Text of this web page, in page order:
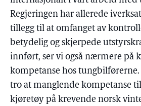
Regjeringen har allerede
tillegg til at omfanget av
betydelig og skjerpede
innført, ser vi også nærmere på
kompetanse hos
tro at manglende kompetanse
kjøretøy på krevende norsk